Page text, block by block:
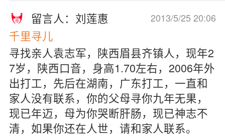
2013/5/25 20:06
留言人：刘莲惠
千里寻儿
寻找亲人袁志军，陕西眉县齐镇人，现年2
7岁，陕西口音，身高1.70左右，2006年外
出打工，先后在湖南，广东打工，一直和
家人没有联系，你的父母寻你九年无果，
现已年迈，母为你哭断肝肠，现已神志不
清，如果你还在人世，请和家人联系。